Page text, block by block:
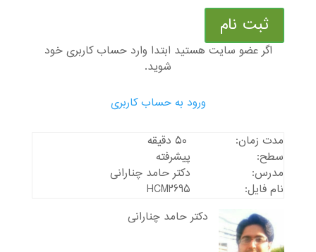
ثبت نام
اگر عضو سایت هستید ابتدا وارد حساب کاربری خود
شوید.
ورود به حساب کاربری
مدت زمان:
سطح:
پیشرفته
مدرس:
دکتر حامد چنارانی
نام فایل:
HCM2695
دکتر حامد چنارانی